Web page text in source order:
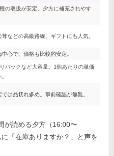
の取扱が安定。夕方に補充されやす
茸などの高級路線。ギフトにも人気。
中心で、価格も比較的安定。
パックなど大容量。1個あたりの単価
では品切れ多め。事前確認が無難。
が読める夕方（16:00〜
「在庫ありますか？」と声を